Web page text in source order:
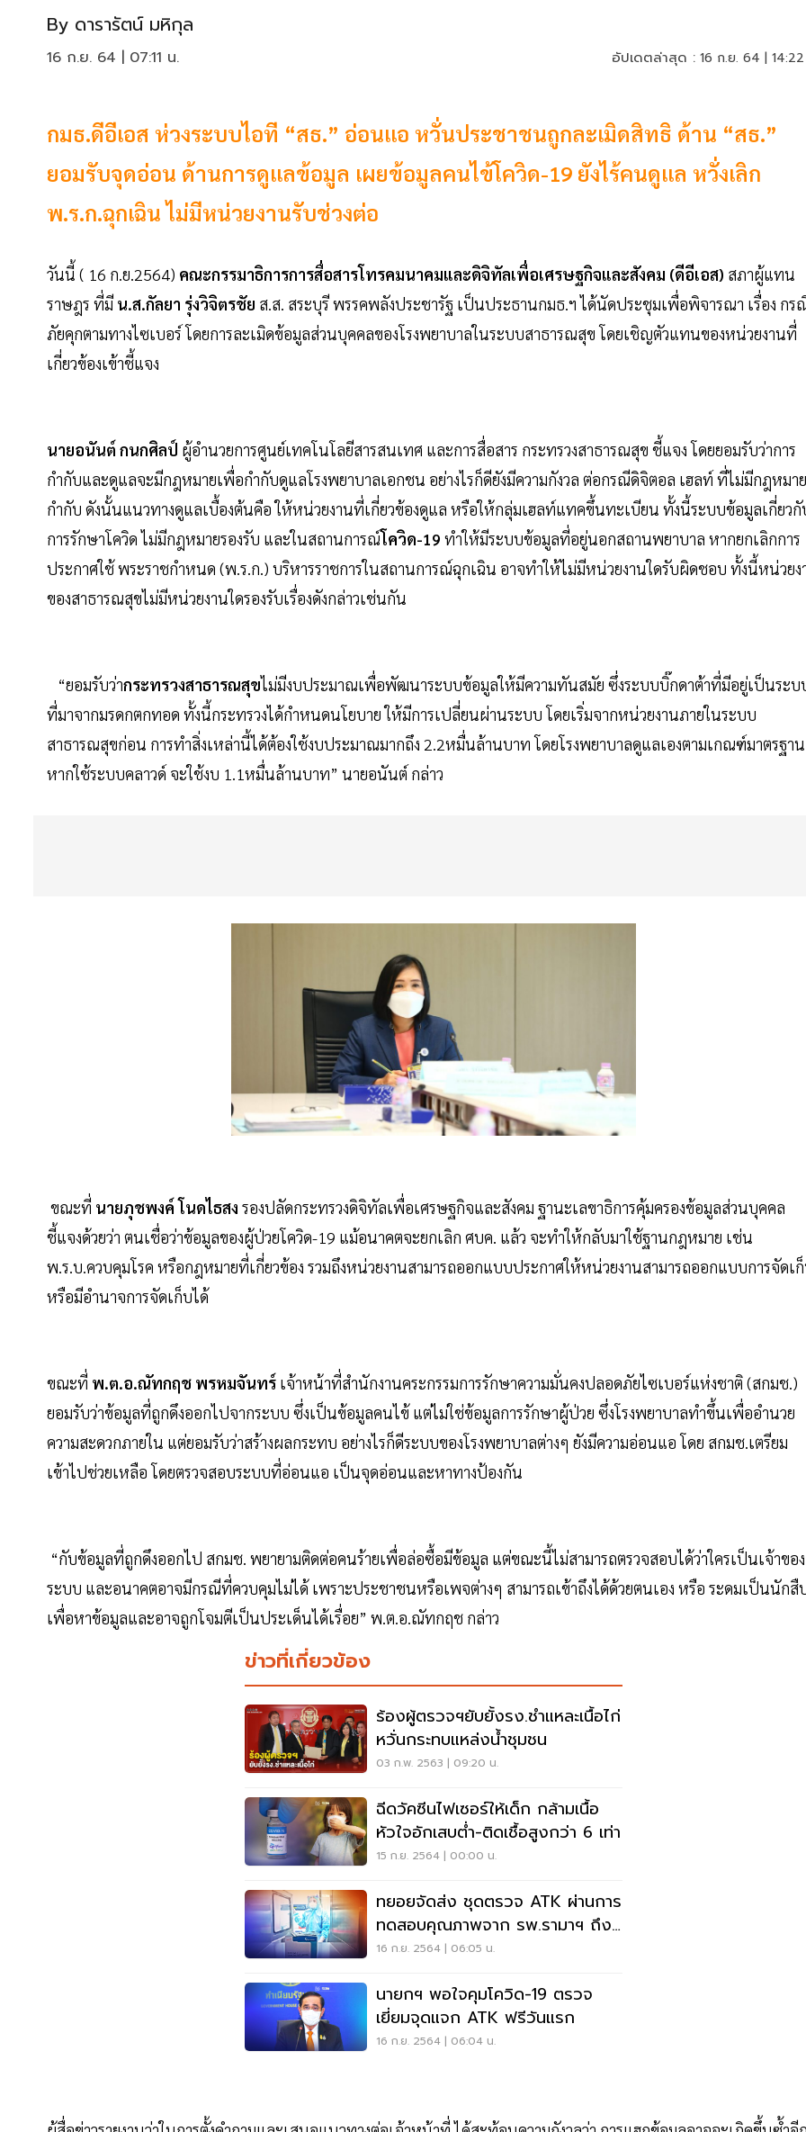
By ดารารัตน์ มหิกุล
16 ก.ย. 64 | 07:11 น. อัปเดตล่าสุด : 16 ก.ย. 64 |
กมธ.ดีอีเอส ห่วงระบบไอที “สธ.” อ่อนแอ หวั่นประชาชนถูกละเมิดสิทธิ ด้าน “สธ.”
ยอมรับจุดอ่อน ด้านการดูแลข้อมูล เผยข้อมูลคนไข้โควิด-19 ยังไร้คนดูแล หวั่งเลิก
พ.ร.ก.ฉุกเฉิน ไม่มีหน่วยงานรับช่วงต่อ
วันนี้ ( 16 ก.ย.2564) คณะกรรมาธิการการสื่อสารโทรคมนาคมและดิจิทัลเพื่อเศรษฐกิจและสังคม (ดีอีเอส) สภาผู้แทน
ราษฎร ที่มี น.ส.กัลยา รุ่งวิจิตรชัย ส.ส. สระบุรี พรรคพลังประชารัฐ เป็นประธานกมธ.ฯ ได้นัดประชุมเพื่อพิจารณา เรื่อง กร
ภัยคุกตามทางไซเบอร์ โดยการละเมิดข้อมูลส่วนบุคคลของโรงพยาบาลในระบบสาธารณสุข โดยเชิญตัวแทนของหน่วยงานที่
เกี่ยวข้องเข้าชี้แจง
นายอนันต์ กนกศิลป์ ผู้อำนวยการศูนย์เทคโนโลยีสารสนเทศ และการสื่อสาร กระทรวงสาธารณสุข ชี้แจง โดยยอมรับว่าการ
กำกับและดูแลจะมีกฎหมายเพื่อกำกับดูแลโรงพยาบาลเอกชน อย่างไรก็ดียังมีความกังวล ต่อกรณีดิจิตอล เฮลท์ ที่ไม่มีกฎหมาย
กำกับ ดังนั้นแนวทางดูแลเบื้องต้นคือ ให้หน่วยงานที่เกี่ยวข้องดูแล หรือให้กลุ่มเฮลท์แทคขึ้นทะเบียน ทั้งนี้ระบบข้อมูลเกี่ยว
การรักษาโควิด ไม่มีกฎหมายรองรับ และในสถานการณ์โควิด-19 ทำให้มีระบบข้อมูลที่อยู่นอกสถานพยาบาล หากยกเลิกการ
ประกาศใช้ พระราชกำหนด (พ.ร.ก.) บริหารราชการในสถานการณ์ฉุกเฉิน อาจทำให้ไม่มีหน่วยงานใดรับผิดชอบ ทั้งนี้หน่วยง
ของสาธารณสุขไม่มีหน่วยงานใดรองรับเรื่องดังกล่าวเช่นกัน
“ยอมรับว่ากระทรวงสาธารณสุขไม่มีงบประมาณเพื่อพัฒนาระบบข้อมูลให้มีความทันสมัย ซึ่งระบบบิ๊กดาต้าที่มีอยู่เป็นระบ
ที่มาจากมรดกตกทอด ทั้งนี้กระทรวงได้กำหนดนโยบาย ให้มีการเปลี่ยนผ่านระบบ โดยเริ่มจากหน่วยงานภายในระบบ
สาธารณสุขก่อน การทำสิ่งเหล่านี้ได้ต้องใช้งบประมาณมากถึง 2.2หมื่นล้านบาท โดยโรงพยาบาลดูแลเองตามเกณฑ์มาตรฐาน
หากใช้ระบบคลาวด์ จะใช้งบ 1.1หมื่นล้านบาท” นายอนันต์ กล่าว
ขณะที่ นายภุชพงค์ โนดไธสง รองปลัดกระทรวงดิจิทัลเพื่อเศรษฐกิจและสังคม ฐานะเลขาธิการคุ้มครองข้อมูลส่วนบุคคล
ชี้แจงด้วยว่า ตนเชื่อว่าข้อมูลของผู้ป่วยโควิด-19 แม้อนาคตจะยกเลิก ศบค. แล้ว จะทำให้กลับมาใช้ฐานกฎหมาย เช่น
พ.ร.บ.ควบคุมโรค หรือกฎหมายที่เกี่ยวข้อง รวมถึงหน่วยงานสามารถออกแบบประกาศให้หน่วยงานสามารถออกแบบการจัดเ
หรือมีอำนาจการจัดเก็บได้
ขณะที่ พ.ต.อ.ณัทกฤช พรหมจันทร์ เจ้าหน้าที่สำนักงานคระกรรมการรักษาความมั่นคงปลอดภัยไซเบอร์แห่งชาติ (สกมช.)
ยอมรับว่าข้อมูลที่ถูกดึงออกไปจากระบบ ซึ่งเป็นข้อมูลคนไข้ แต่ไม่ใช่ข้อมูลการรักษาผู้ป่วย ซึ่งโรงพยาบาลทำขึ้นเพื่ออำนวย
ความสะดวกภายใน แต่ยอมรับว่าสร้างผลกระทบ อย่างไรก็ดีระบบของโรงพยาบาลต่างๆ ยังมีความอ่อนแอ โดย สกมช.เตรียม
เข้าไปช่วยเหลือ โดยตรวจสอบระบบที่อ่อนแอ เป็นจุดอ่อนและหาทางป้องกัน
“กับข้อมูลที่ถูกดึงออกไป สกมช. พยายามติดต่อคนร้ายเพื่อล่อซื้อมีข้อมูล แต่ขณะนี้ไม่สามารถตรวจสอบได้ว่าใครเป็นเจ้าของ
ระบบ และอนาคตอาจมีกรณีที่ควบคุมไม่ได้ เพราะประชาชนหรือเพจต่างๆ สามารถเข้าถึงได้ด้วยตนเอง หรือ ระดมเป็นนักสื
เพื่อหาข้อมูลและอาจถูกโจมตีเป็นประเด็นได้เรื่อย” พ.ต.อ.ณัทกฤช กล่าว
ข่าวที่เกี่ยวข้อง
ร้องผู้ตรวจฯยับยั้งรง.ชำแหละเนื้อไก่
หวั่นกระทบแหล่งน้ำชุมชน
03 ก.พ. 2563 | 09:20 น.
ฉีดวัคซีนไฟเซอร์ให้เด็ก กล้ามเนื้อ
หัวใจอักเสบต่ำ-ติดเชื้อสูงกว่า 6 เท่า
15 ก.ย. 2564 | 00:00 น.
ทยอยจัดส่ง ชุดตรวจ ATK ผ่านการ
ทดสอบคุณภาพจาก รพ.รามาฯ ถึง
มือประชาชน
16 ก.ย. 2564 | 06:05 น.
นายกฯ พอใจคุมโควิด-19 ตรวจ
เยี่ยมจุดแจก ATK ฟรีวันแรก
16 ก.ย. 2564 | 06:04 น.